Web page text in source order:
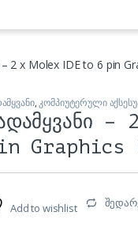
– 2 x Molex IDE to 6 pin
,კომპიუტერული
Graphics
Add to wishlist